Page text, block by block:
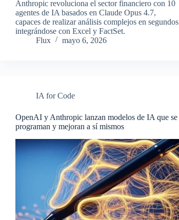
Anthropic revoluciona el sector financiero con 10
agentes de IA basados en Claude Opus 4.7,
capaces de realizar análisis complejos en segundos
integrándose con Excel y FactSet.
Flux
mayo 6, 2026
IA for Code
OpenAI y Anthropic lanzan modelos de IA que se
programan y mejoran a sí mismos